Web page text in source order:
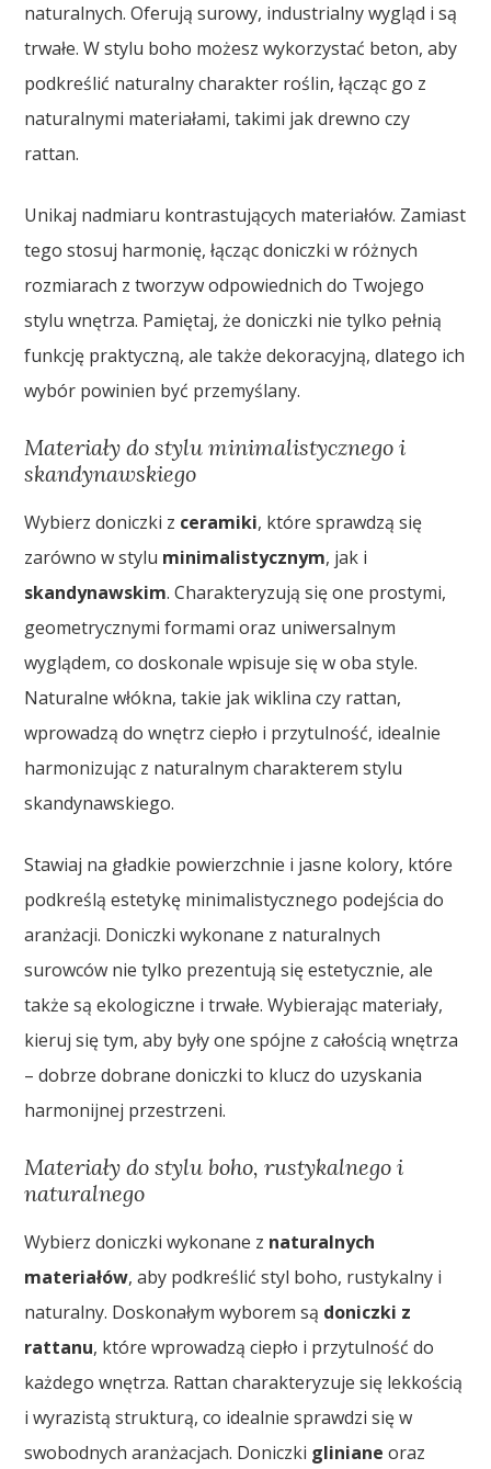
naturalnych. Oferują surowy, industrialny wygląd i są
trwałe. W stylu boho możesz wykorzystać beton, aby
podkreślić naturalny charakter roślin, łącząc go z
naturalnymi materiałami, takimi jak drewno czy
rattan.
Unikaj nadmiaru kontrastujących materiałów. Zamiast
tego stosuj harmonię, łącząc doniczki w różnych
rozmiarach z tworzyw odpowiednich do Twojego
stylu wnętrza. Pamiętaj, że doniczki nie tylko pełnią
funkcję praktyczną, ale także dekoracyjną, dlatego ich
wybór powinien być przemyślany.
Materiały do stylu minimalistycznego i
skandynawskiego
Wybierz doniczki z ceramiki, które sprawdzą się
zarówno w stylu minimalistycznym, jak i
skandynawskim. Charakteryzują się one prostymi,
geometrycznymi formami oraz uniwersalnym
wyglądem, co doskonale wpisuje się w oba style.
Naturalne włókna, takie jak wiklina czy rattan,
wprowadzą do wnętrz ciepło i przytulność, idealnie
harmonizując z naturalnym charakterem stylu
skandynawskiego.
Stawiaj na gładkie powierzchnie i jasne kolory, które
podkreślą estetykę minimalistycznego podejścia do
aranżacji. Doniczki wykonane z naturalnych
surowców nie tylko prezentują się estetycznie, ale
także są ekologiczne i trwałe. Wybierając materiały,
kieruj się tym, aby były one spójne z całością wnętrza
– dobrze dobrane doniczki to klucz do uzyskania
harmonijnej przestrzeni.
Materiały do stylu boho, rustykalnego i
naturalnego
Wybierz doniczki wykonane z naturalnych
materiałów, aby podkreślić styl boho, rustykalny i
naturalny. Doskonałym wyborem są doniczki z
rattanu, które wprowadzą ciepło i przytulność do
każdego wnętrza. Rattan charakteryzuje się lekkością
i wyrazistą strukturą, co idealnie sprawdzi się w
swobodnych aranżacjach. Doniczki gliniane oraz